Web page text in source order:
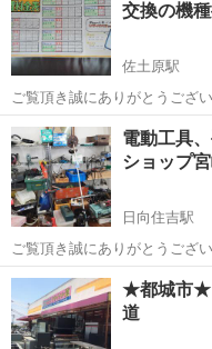
たんなLINE査定も行ってお...
交換の機
佐土原駅
ご覧頂き誠にありがとうござ
の画面交換、バッテリー交換
iPhone7～iPhone12迄取り揃
い合わせ...
宮崎 宮崎市 佐土原駅
電動工具
ショップ
日向住吉駅
ご覧頂き誠にありがとうござ
おります☺️ ご自宅で眠ってい
合わせください 場
宮崎 宮崎市 日向住吉
★都城市★
道